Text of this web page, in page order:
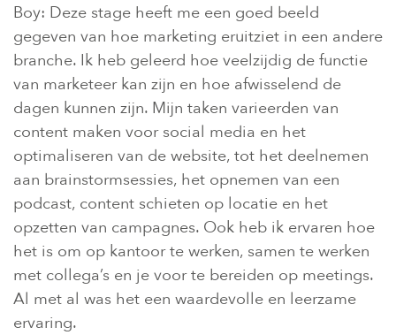
Boy: Deze stage heeft me een goed beeld
gegeven van hoe marketing eruitziet in een andere
branche. Ik heb geleerd hoe veelzijdig de functie
van marketeer kan zijn en hoe afwisselend de
dagen kunnen zijn. Mijn taken varieerden van
content maken voor social media en het
optimaliseren van de website, tot het deelnemen
aan brainstormsessies, het opnemen van een
podcast, content schieten op locatie en het
opzetten van campagnes. Ook heb ik ervaren hoe
het is om op kantoor te werken, samen te werken
met collega’s en je voor te bereiden op meetings.
Al met al was het een waardevolle en leerzame
ervaring.